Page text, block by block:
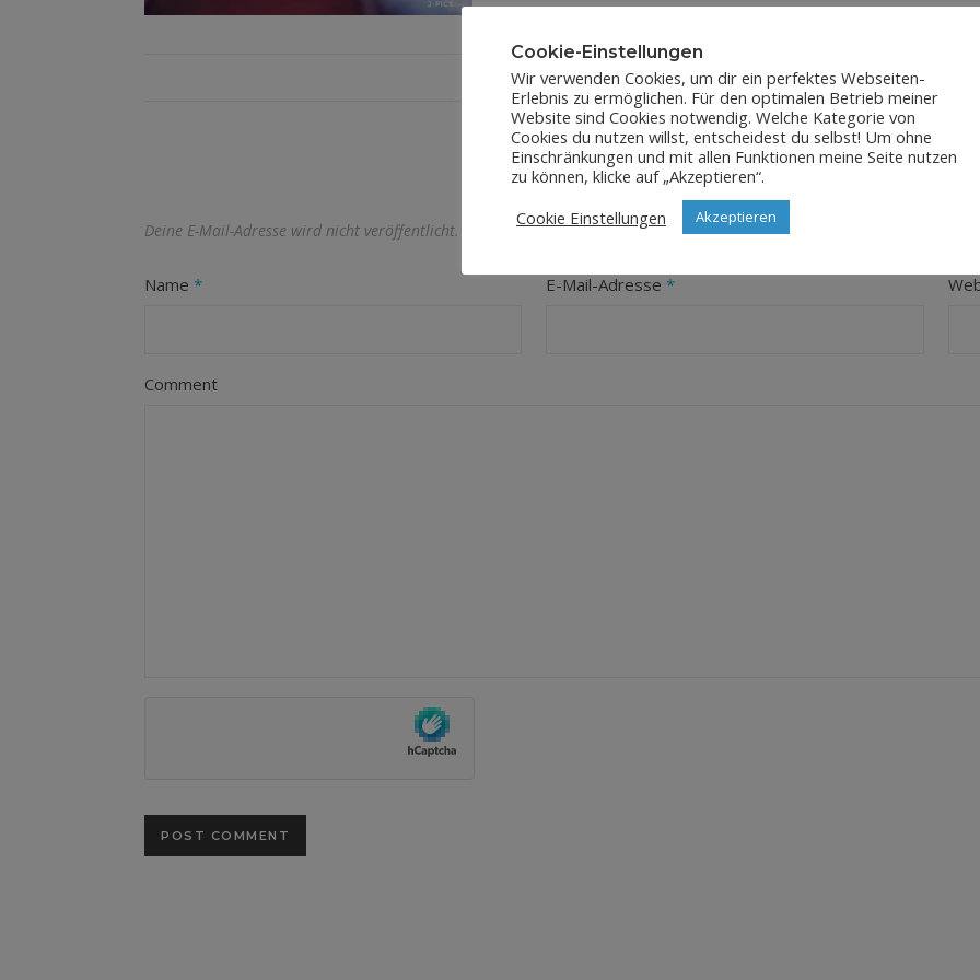
LEAVE A REPLY
Deine E-Mail-Adresse wird nicht veröffentlicht. Erforderliche Felder sind mit* markiert
Name * E-Mail-Adresse*
Comment
Cookie-Einstellungen
Wir verwenden Cookies, um dir ein perfektes Webseiten-
Erlebnis zu ermöglichen. Für den optimalen Betrieb meiner
Website sind Cookies notwendig. Welche Kategorie von
Cookies du nutzen willst, entscheidest du selbst! Um ohne
Einschränkungen und mit allen Funktionen meine Seite nutzen
zu können, klicke auf „Akzeptieren“.
Cookie Einstellungen
Akzeptieren